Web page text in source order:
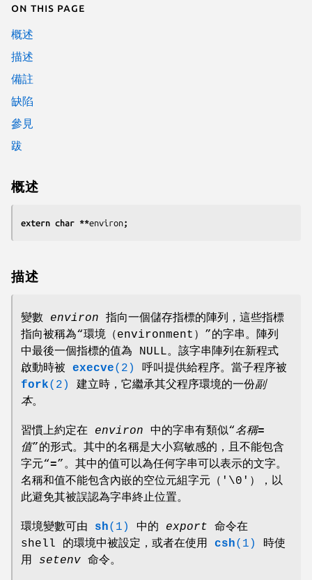
On this page
概述
描述
備註
缺陷
參見
跋
概述
extern char **environ;
描述
變數 environ 指向一個儲存指標的陣列，這些指標
指向被稱為“環境（environment）”的字串。陣列
中最後一個指標的值為 NULL。該字串陣列在新程式
啟動時被 execve(2)
呼叫提供給程序。當子程序被
fork(2) 建立時，它繼承其父程序環境的一份副
本。
習慣上約定在 environ 中的字串有類似“名稱=
值”的形式。其中的名稱是大小寫敏感的，且不能包含
字元“=”。其中的值可以為任何字串可以表示的文字。
名稱和值不能包含內嵌的空位元組字元（'\0'），以
此避免其被誤認為字串終止位置。
環境變數可由 sh(1) 中的 export 命令在
shell 的環境中被設定，或者在使用 csh(1)
時使
用 setenv 命令。